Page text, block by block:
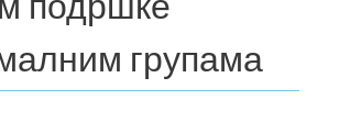
групама